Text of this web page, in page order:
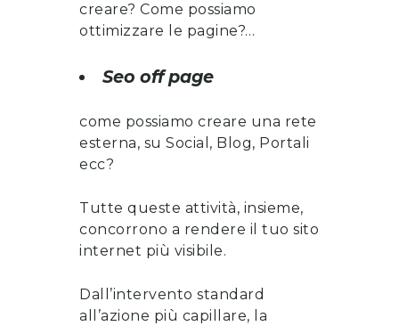
creare? Come possiamo
ottimizzare le pagine?…
Seo off page
come possiamo creare una rete
esterna, su Social, Blog, Portali
ecc?
Tutte queste attività, insieme,
concorrono a rendere il tuo sito
internet più visibile.
Dall’intervento standard
all’azione più capillare, la